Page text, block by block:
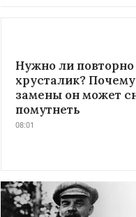
Нужно ли повторно
хрусталик?
замены он может
помутнеть
08:01